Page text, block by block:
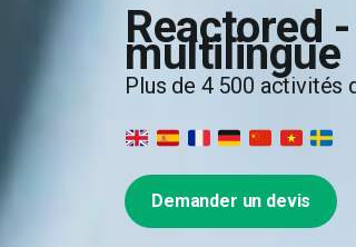
Reactored
multilingue
Plus de 4 500 activités
Demander un devis